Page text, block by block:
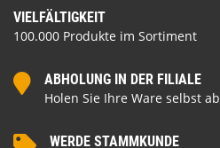
VIELFÄLTIGKEIT
100.000 Produkte im Sortiment
ABHOLUNG IN DER FILIALE
Holen Sie Ihre Ware selbst ab
WERDE STAMMKUNDE